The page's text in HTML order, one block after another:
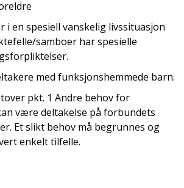
i en spesiell vanskelig livssituasjon
samboer har spesielle
med funksjonshemmede barn.
pkt. 1 Andre behov for
være deltakelse på forbundets
Et slikt behov må begrunnes og
enkelt tilfelle.